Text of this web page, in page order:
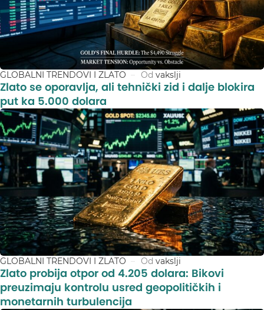
GLOBALNI TRENDOVI I ZLATO Od vakslji
Zlato se oporavlja, ali tehnički zid i dalje blokira
put ka 5.000 dolara
GLOBALNI TRENDOVI I ZLATO Od vakslji
Zlato probija otpor od 4.205 dolara: Bikovi
preuzimaju kontrolu usred geopolitičkih i
monetarnih turbulencija